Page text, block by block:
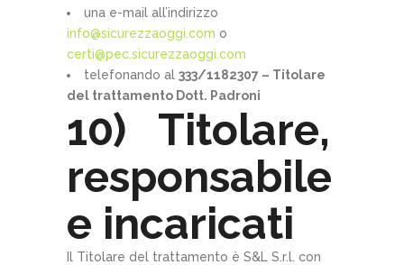
una e-mail all’indirizzo
info@sicurezzaoggi.com o
certi@pec.sicurezzaoggi.com
telefonando al 333/1182307 – Titolare
del trattamento Dott. Padroni
10) Titolare,
responsabile
e incaricati
Il Titolare del trattamento è S&L S.r.l. con